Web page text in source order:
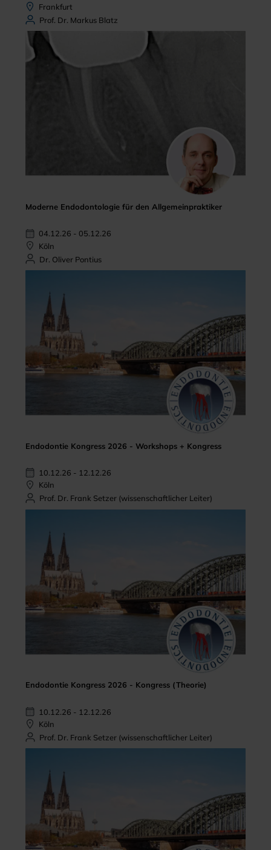
Frankfurt
Prof. Dr. Markus Blatz
Moderne Endodontologie für den Allgemeinpraktiker
04.12.26 - 05.12.26
Köln
Dr. Oliver Pontius
Endodontie Kongress 2026 - Workshops + Kongress
10.12.26 - 12.12.26
Köln
Prof. Dr. Frank Setzer (wissenschaftlicher Leiter)
Endodontie Kongress 2026 - Kongress (Theorie)
10.12.26 - 12.12.26
Köln
Prof. Dr. Frank Setzer (wissenschaftlicher Leiter)